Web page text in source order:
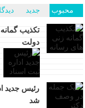
محبوب جدید
تکذیب
دولت
رئیس جدید
شد